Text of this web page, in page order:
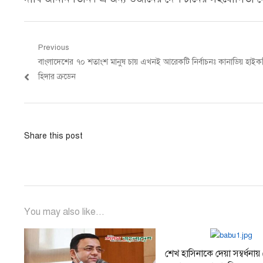
Post
navigation
Previous
Previous
post:
বাংলাদেশের ৭০ শতাংশ মানুষ চায় এখনই আরেকটি নির্বাচনঃ কানাডিয়
হিদার ক্রডেন
Share this post
You may also like...
শেখ হাসিনাকে দেয়া